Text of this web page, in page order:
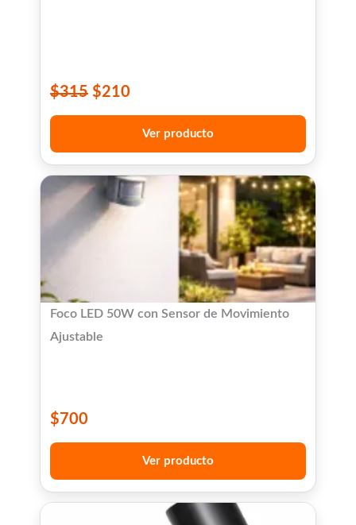
$315 $210
Ver producto
Foco LED 50W con Sensor de Movimiento
Ajustable
$700
Ver producto